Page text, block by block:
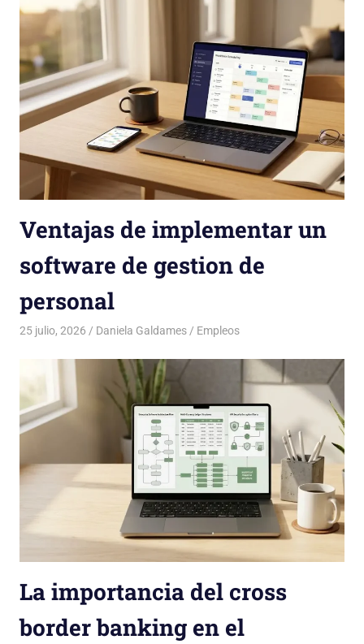
Ventajas de implementar un
software de gestion de
personal
25 julio, 2026 Daniela Galdames Empleos
La importancia del cross
border banking en el